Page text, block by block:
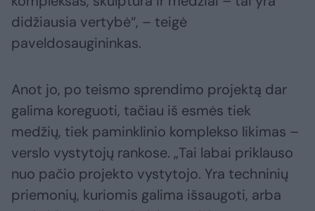
didžiausia vertybė“, – teigė
paveldosaugininkas.
Anot jo, po teismo sprendimo projektą dar
galima koreguoti, tačiau iš esmės tiek
medžių, tiek paminklinio komplekso likimas –
verslo vystytojų rankose. „Tai labai priklauso
nuo pačio projekto vystytojo. Yra techninių
priemonių, kuriomis galima išsaugoti, arba